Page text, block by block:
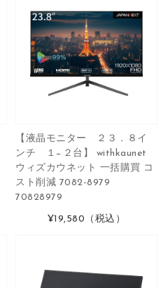
【液晶モニター ２３．８イ
ンチ １−２台】 withkaunet
ウィズカウネット 一括購買 コ
スト削減 7082-8979
70828979
¥19,580 （税込）